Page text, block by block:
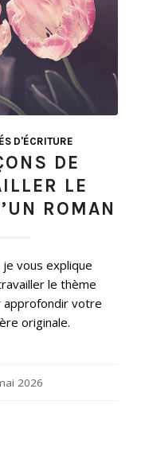
D'ÉCRITURE
DE
LE
ROMAN
vous explique
le thème
approfondir votre
originale.
2026